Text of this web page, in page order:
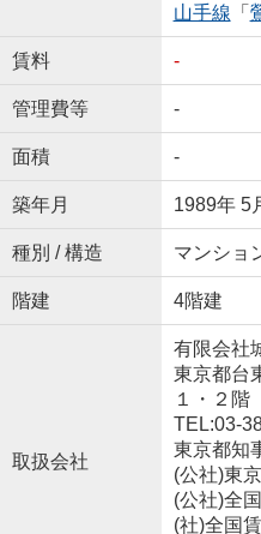
山手線 「
賃料 -
管理費等 -
面積 -
築年月 1989年 5
種別 / 構造 マンショ
階建 4階建
取扱会社
有限会社
東京都台
１・２階
TEL:03-
東京都知
(公社)東
(公社)全
(社)全国